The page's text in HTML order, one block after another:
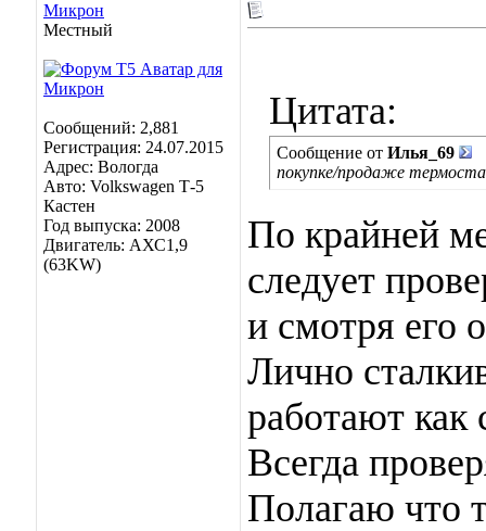
Микрон
Местный
Сообщений: 2,881
Регистрация: 24.07.2015
Адрес: Вологда
Авто: Volkswagen Т-5
Кастен
Год выпуска: 2008
Двигатель: АХС1,9
(63KW)
Цитата:
Сообщение от Илья_69
покупке/продаже
По крайней
следует
и смотря его
Лично
работают как
Всегда
Полагаю что